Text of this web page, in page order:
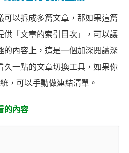
可以拆成多篇文章，那如果這篇
供「文章的索引目次」，可以讓
的內容上，這是一個加深閱讀深
久一點的文章切換工具，如果你
，可以手動做連結清單。
的內容